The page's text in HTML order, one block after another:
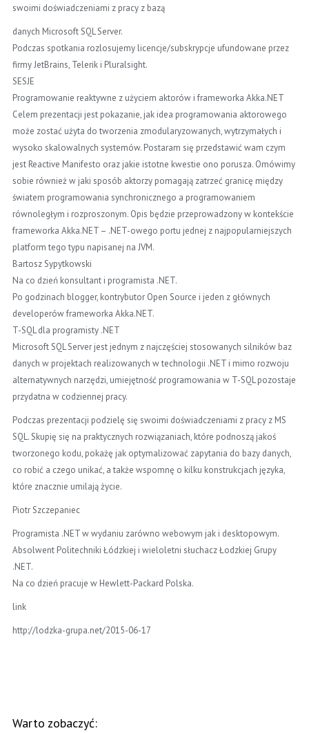
swoimi doświadczeniami z pracy z bazą
danych Microsoft SQL Server.
Podczas spotkania rozlosujemy licencje/subskrypcje ufundowane przez
firmy JetBrains, Telerik i Pluralsight.
SESJE
Programowanie reaktywne z użyciem aktorów i frameworka Akka.NET
Celem prezentacji jest pokazanie, jak idea programowania aktorowego
może zostać użyta do tworzenia zmodularyzowanych, wytrzymałych i
wysoko skalowalnych systemów. Postaram się przedstawić wam czym
jest Reactive Manifesto oraz jakie istotne kwestie ono porusza. Omówimy
sobie również w jaki sposób aktorzy pomagają zatrzeć granicę między
światem programowania synchronicznego a programowaniem
równoległym i rozproszonym. Opis będzie przeprowadzony w kontekście
frameworka Akka.NET – .NET-owego portu jednej z najpopularniejszych
platform tego typu napisanej na JVM.
Bartosz Sypytkowski
Na co dzień konsultant i programista .NET.
Po godzinach blogger, kontrybutor Open Source i jeden z głównych
developerów frameworka Akka.NET.
T-SQL dla programisty .NET
Microsoft SQL Server jest jednym z najczęściej stosowanych silników baz
danych w projektach realizowanych w technologii .NET i mimo rozwoju
alternatywnych narzędzi, umiejętność programowania w T-SQL pozostaje
przydatna w codziennej pracy.
Podczas prezentacji podzielę się swoimi doświadczeniami z pracy z MS
SQL. Skupię się na praktycznych rozwiązaniach, które podnoszą jakoś
tworzonego kodu, pokażę jak optymalizować zapytania do bazy danych,
co robić a czego unikać, a także wspomnę o kilku konstrukcjach języka,
które znacznie umilają życie.
Piotr Szczepaniec
Programista .NET w wydaniu zarówno webowym jak i desktopowym.
Absolwent Politechniki Łódzkiej i wieloletni słuchacz Łodzkiej Grupy
.NET.
Na co dzień pracuje w Hewlett-Packard Polska.
link
http://lodzka-grupa.net/2015-06-17
Warto zobaczyć: